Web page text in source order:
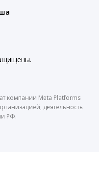
компании Meta Platforms
деятельность
РФ.